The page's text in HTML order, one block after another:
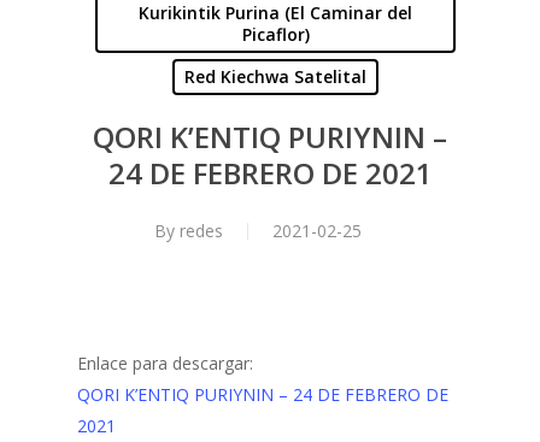
Kurikintik Purina (El Caminar del
Picaflor)
Red Kiechwa Satelital
QORI K’ENTIQ PURIYNIN –
24 DE FEBRERO DE 2021
By redes 2021-02-25
Enlace para descargar:
QORI K’ENTIQ PURIYNIN – 24 DE FEBRERO DE
2021